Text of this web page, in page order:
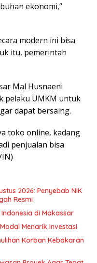
ekonomi,”
modern ini bisa
itu, pemerintah
Mal Husnaeni
pelaku UMKM untuk
dapat bersaing.
toko online, kadang
penjualan bisa
2026: Penyebab NIK
Resmi
di Makassar
Menarik Investasi
Korban Kebakaran